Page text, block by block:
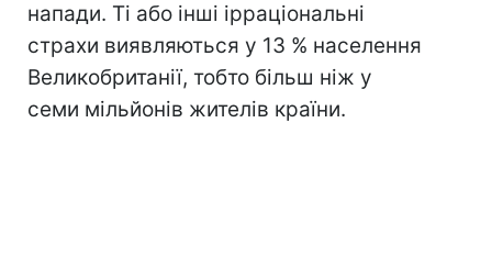
напади. Ті або інші ірраціональні
страхи виявляються у 13 % населення
Великобританії, тобто більш ніж у
семи мільйонів жителів країни.